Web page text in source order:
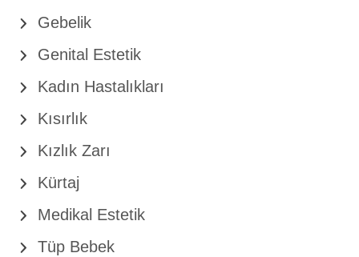
Gebelik
Genital Estetik
Kadın Hastalıkları
Kısırlık
Kızlık Zarı
Kürtaj
Medikal Estetik
Tüp Bebek